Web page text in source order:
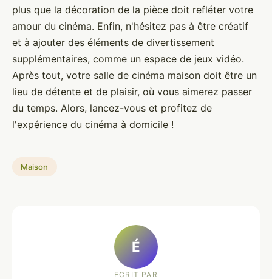
plus que la décoration de la pièce doit refléter votre
amour du cinéma. Enfin, n'hésitez pas à être créatif
et à ajouter des éléments de divertissement
supplémentaires, comme un espace de jeux vidéo.
Après tout, votre salle de cinéma maison doit être un
lieu de détente et de plaisir, où vous aimerez passer
du temps. Alors, lancez-vous et profitez de
l'expérience du cinéma à domicile !
Maison
É
ECRIT PAR